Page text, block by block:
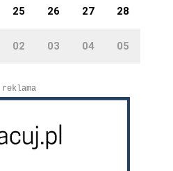
25 26 27 28
02 03 04 05
reklama